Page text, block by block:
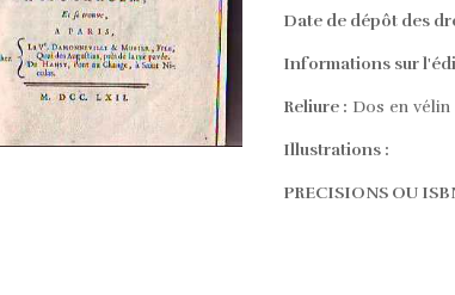
Date de dépôt des
Informations sur
Reliure : Dos en
Illustrations :
PRECISIONS OU